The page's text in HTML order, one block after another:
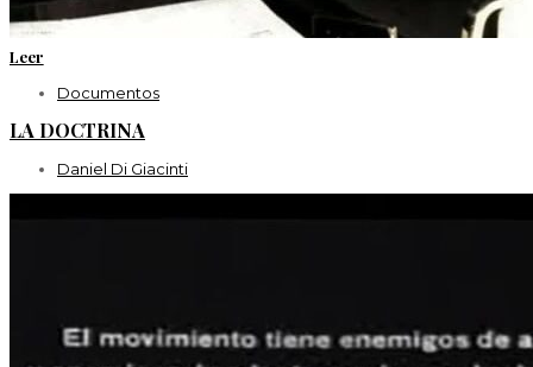
Leer
Documentos
LA DOCTRINA
Daniel Di Giacinti